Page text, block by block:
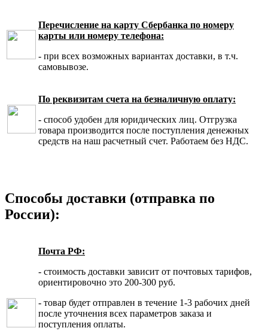
Перечисление на карту Сбербанка по номеру
карты или номеру телефона:
- при всех возможных вариантах доставки, в т.ч.
самовывозе.
По реквизитам счета на безналичную оплату:
- способ удобен для юридических лиц. Отгрузка
товара производится после поступления денежных
средств на наш расчетный счет. Работаем без НДС.
Способы доставки (отправка по
России):
Почта РФ:
- стоимость доставки зависит от почтовых тарифов,
ориентировочно это 200-300 руб.
- товар будет отправлен в течение 1-3 рабочих дней
после уточнения всех параметров заказа и
поступления оплаты.